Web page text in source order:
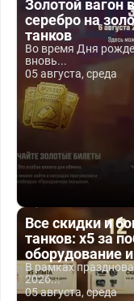
Золотой вагон
серебро на
танков
Во время Дня
вновь...
05 августа, среда
Все скидки и
танков: x5 за
оборудование
В рамках
2026...
05 августа, среда